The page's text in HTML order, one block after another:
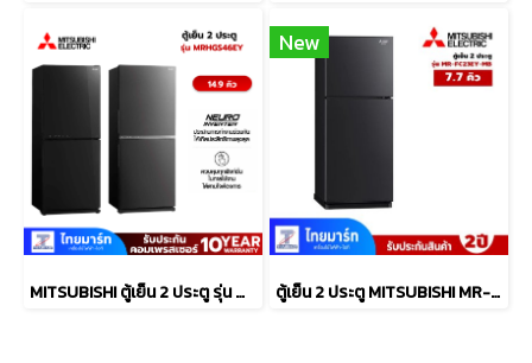
MITSUBISHI ตู้เย็น 2 ประตู รุ่น MRHGS46EYGBK 14.9 คิว กระจก
New
ตู้เย็น 2 ประตู MITSUBISHI MR-FC23EY-MB